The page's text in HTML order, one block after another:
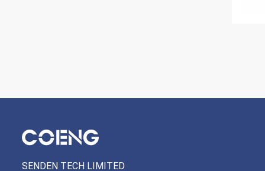
SENDEN TECH LIMITED